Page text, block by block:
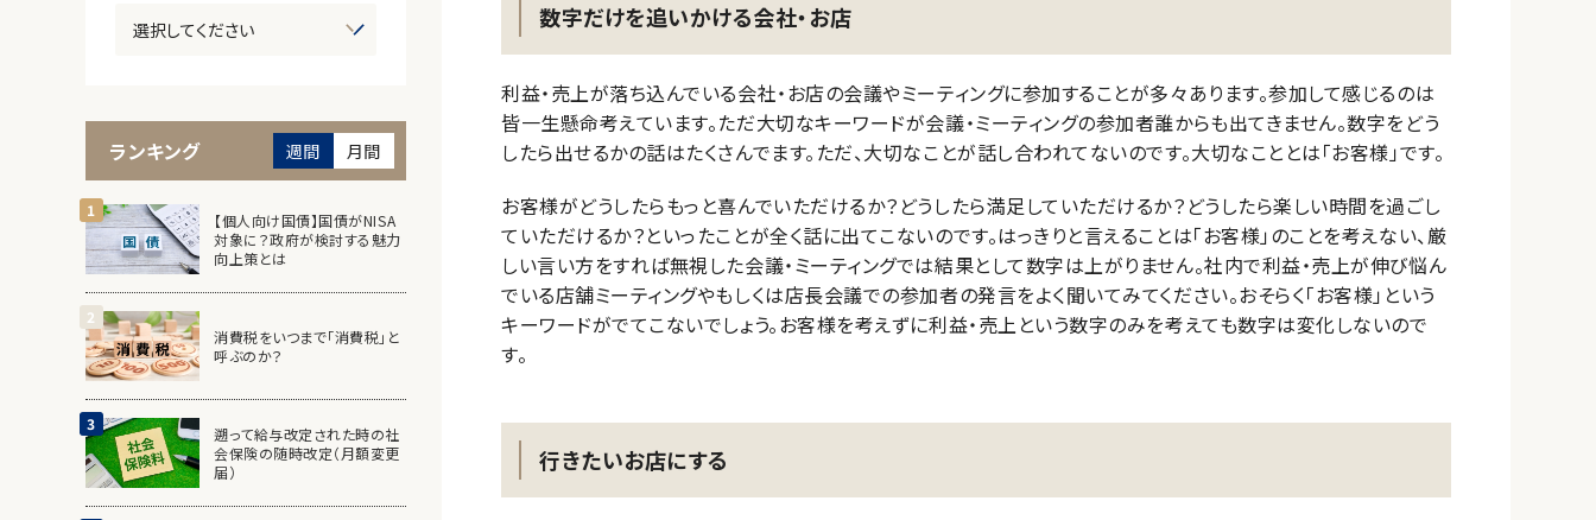
数字だけを追いかける会社・お店
利益・売上が落ち込んでいる会社・お店の会議やミーティングに参加することが多々あります。参加して感じるのは
皆一生懸命考えています。ただ大切なキーワードが会議・ミーティングの参加者誰からも出てきません。数字をどう
したら出せるかの話はたくさんでます。ただ、大切なことが話し合われてないのです。大切なこととは「お客様」です。
お客様がどうしたらもっと喜んでいただけるか？どうしたら満足していただけるか？どうしたら楽しい時間を過ごし
ていただけるか？といったことが全く話に出てこないのです。はっきりと言えることは「お客様」のことを考えない、厳
しい言い方をすれば無視した会議・ミーティングでは結果として数字は上がりません。社内で利益・売上が伸び悩ん
でいる店舗ミーティングやもしくは店長会議での参加者の発言をよく聞いてみてください。おそらく「お客様」という
キーワードがでてこないでしょう。お客様を考えずに利益・売上という数字のみを考えても数字は変化しないので
す。
行きたいお店にする
ランキング 週間 月間
【個人向け国債】国債がNISA
対象に？政府が検討する魅力
向上策とは
消費税をいつまで「消費税」と
呼ぶのか？
遡って給与改定された時の社
会保険の随時改定（月額変更
届）